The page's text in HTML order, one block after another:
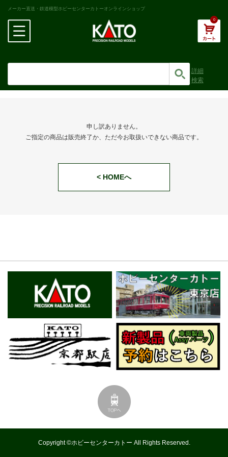
メーカー直送・鉄道模型ホビーセンターカトーオンラインショップ
0
詳細
検索
申し訳ありません。
ご指定の商品は販売終了か、ただ今お取扱いできない商品です。
< HOMEへ
Copyright ©ホビーセンターカトー All Rights Reserved.